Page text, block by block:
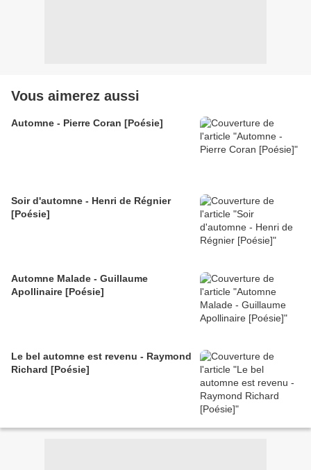
Vous aimerez aussi
Automne - Pierre Coran [Poésie]
Soir d'automne - Henri de Régnier
[Poésie]
Automne Malade - Guillaume
Apollinaire [Poésie]
Le bel automne est revenu - Raymond
Richard [Poésie]